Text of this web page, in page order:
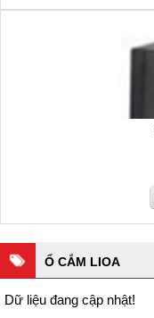
Ổ CẮM LIOA
Dữ liệu đang cập nhật!